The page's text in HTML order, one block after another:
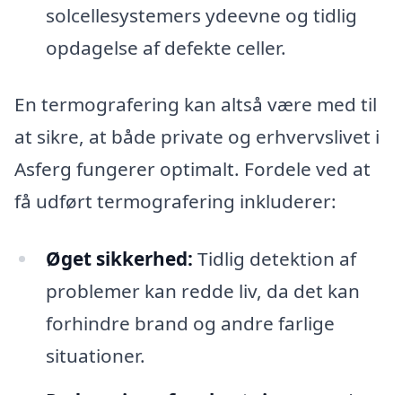
solcellesystemers ydeevne og tidlig
opdagelse af defekte celler.
En termografering kan altså være med til
at sikre, at både private og erhvervslivet i
Asferg fungerer optimalt. Fordele ved at
få udført termografering inkluderer:
Øget sikkerhed: Tidlig detektion af
problemer kan redde liv, da det kan
forhindre brand og andre farlige
situationer.